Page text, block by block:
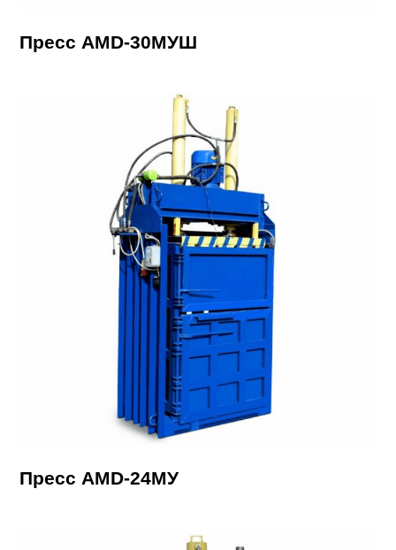
Пресс AMD-30МУШ
Пресс AMD-24МУ